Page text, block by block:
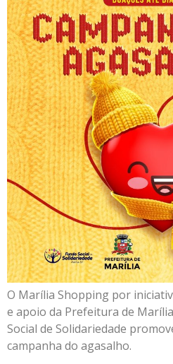
O Marília Shopping por
e apoio da Prefeitura de
Social de Solidariedade
campanha do agasalho.